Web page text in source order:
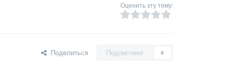
Оценить эту тему:
Поделиться Подписчики 0